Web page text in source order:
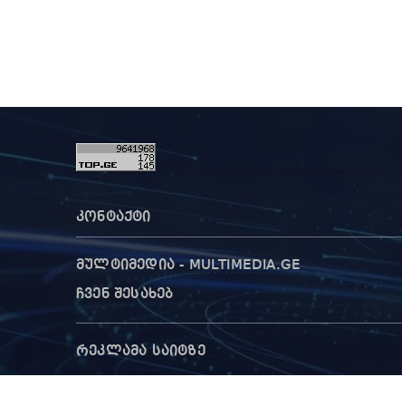
კონტაქტი
მულტიმედია - MULTIMEDIA.GE
ჩვენ შესახებ
რეკლამა საიტზე